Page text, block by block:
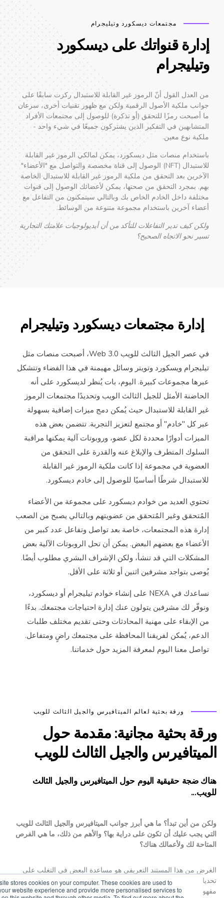
website stores cookies on your computer. These cookies are used to
your website experience and provide more personalised services to
مجتمعات ديسكورد وتيليجرام
قنواتك على ديسكورد
العدل القول أنّ الرموز غير القابلة للاستبدال ركزت سابقًا على
ملكية الأصول الرقمية ولكن مع ظهور تقنيات أخرى، سرعان
أصبحت رمزًا للتحقق (أو تذكرة) للوصول إلى مجتمعات الأفراد
في التفكير الذين يشتركون جميعًا في شيء واحد -
نوع معين.
منصات مثل ديسكورد، يمكن لمالكي الرموز غير القابلة
للاستبدال (NFT) الوصول إلى قناة مخصصة والتواصل مع "الأعضاء"
بعد التحقق من ملكية الرموز غير القابلة للاستبدال الخاصة
بمجرد التحقق من صحتها، يمكن لأعضائك الوصول إلى قنوات
داخل الخادم الخاص بك وبالتالي سيتمكنون من التفاعل مع
آخرين باستخدام مجموعة متنوعة من الوسائط.
كيف تدير التفاعلات للتأكد من أن أيديولوجيات علامتك التجارية
نحو الاتجاه الصحيح؟
مجتمعات ديسكورد وتيليجرام
في عصر الجيل الثالث للويب Web 3.0، أصبحت منصات مثل
ويسكورد وتويتر وسائل مهيمنة في هذا الفضاء وتتشكل
مجموعات كبيرة. اليوم، بات يُنظر لديسكورد على أنه
الأمثل للجيل الثالث الويب وتحديدًا مجتمعات الرموز
القابلة للاستبدال حيث يُمكن دمج ميزات إضافية بسهولة
كل "خادم" أو مجتمع لتعزيز التجربة. تتضمن بعض هذه
أدوارًا محددة لكل عضو، وروبوتات آلية يمكنها مراقبة
المتطرف والإبلاغ عنه والقدرة على التحقق من
في مجموعة إذا كانت ملكية الرموز غير القابلة
شرطًا أساسيًا للوصول إلى خادم ديسكورد.
العديد من خوادم ديسكورد على مجموعة من الأعضاء
وغير المُتحقق من عضويتهم وبالتالي يصبح من الصعب
هذه المجتمعات، خاصة بعد تواصل وتفاعل عدد كبير من
مع بعضهم البعض. يمكن أن تحل الروبوتات الآلية بعض
التي قد تنشأ، ولكن الإشراف البشري مطلوب أيضًا.
بتواجد مشرفين اثنين أو ثلاثة على الأقل.
نساعدك في NEXA على إنشاء خوادم تيليجرام أو ديسكورد،
لك مشرفين يتولون عنك إدارة احتياجات مجتمعك. بدءًا
الإبقاء على مهنية المحادثات وحتى تقديم مختلف طلبات
يُمكن لفريقنا المحافظة على مجتمعك راضٍ ومتفاعل.
معنا اليوم لمعرفة المزيد حول خدماتنا.
ورقة بحثية لعالم الميتافيرس والجيل الثالث للويب
بحثية مجانية: مقدمة حول
والجيل الثالث للويب
ضجة حقيقية اليوم حول الميتافيرس والجيل الثالث
أين تبدأ؟ ما هي أبرز جوانب الميتافيرس والجيل الثالث للويب
يجب عليك أن تكون على دراية بها؟ والأهم من ذلك، ما هي الفرص
لك ولأعمالك هناك؟
من هذا المستند التعريفي هو مساعدة البعض في التغلب على
فهم تقنية الجيل الثالث للويب من خلال استخدام مصطلحات
وأمثلة من الحياة الواقعية. ومن يغتنم الفرصة اليوم سيستفيد غدًا